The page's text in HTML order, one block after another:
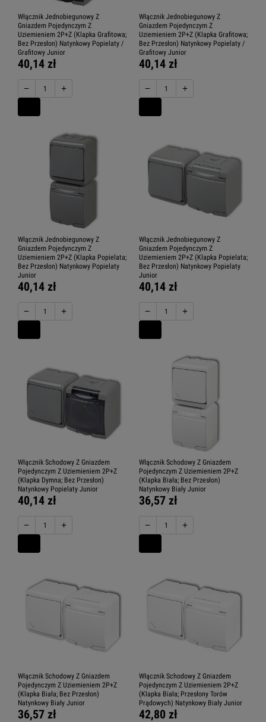
Włącznik Jednobiegunowy Z
Gniazdem Pojedynczym Z
Uziemieniem 2P+Z (Klapka Grafitowa;
Bez Przesłon) Natynkowy Popielaty /
Grafitowy Junior
40,14 zł
− +
Włącznik Jednobiegunowy Z
Gniazdem Pojedynczym Z
Uziemieniem 2P+Z (Klapka Grafitowa;
Bez Przesłon) Natynkowy Popielaty /
Grafitowy Junior
40,14 zł
− +
Włącznik Jednobiegunowy Z
Gniazdem Pojedynczym Z
Uziemieniem 2P+Z (Klapka Popielata;
Bez Przesłon) Natynkowy Popielaty
Junior
40,14 zł
− +
Włącznik Jednobiegunowy Z
Gniazdem Pojedynczym Z
Uziemieniem 2P+Z (Klapka Popielata;
Bez Przesłon) Natynkowy Popielaty
Junior
40,14 zł
− +
Włącznik Schodowy Z Gniazdem
Pojedynczym Z Uziemieniem 2P+Z
(Klapka Dymna; Bez Przesłon)
Natynkowy Popielaty Junior
40,14 zł
− +
Włącznik Schodowy Z Gniazdem
Pojedynczym Z Uziemieniem 2P+Z
(Klapka Biała; Bez Przesłon)
Natynkowy Biały Junior
36,57 zł
− +
Włącznik Schodowy Z Gniazdem
Pojedynczym Z Uziemieniem 2P+Z
(Klapka Biała; Bez Przesłon)
Natynkowy Biały Junior
36,57 zł
Włącznik Schodowy Z Gniazdem
Pojedynczym Z Uziemieniem 2P+Z
(Klapka Biała; Przesłony Torów
Prądowych) Natynkowy Biały Junior
42,80 zł